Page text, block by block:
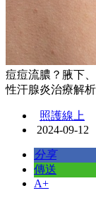
痘痘流膿？腋下
性汗腺炎治療解
照護線上
2024-09-12
分享
傳送
A+